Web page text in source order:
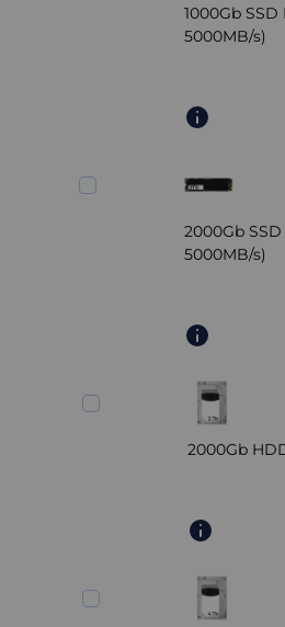
1000Gb
5000MB/s)
2000Gb
5000MB/s)
2000Gb